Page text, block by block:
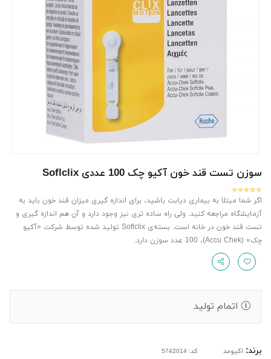
سوزن تست قند خون آکیو چک 100 عددی Soflclix
اگر شما مبتلا به بیماری دیابت باشید، برای اندازه گیری میزان قند خون باید به
آزمایشگاه مراجعه کنید. ولی راه ساده تری نیز وجود دارد و آن هم اندازه گیری و
تست قند خون در خانه است. بسته‌ی Soflclix تولید شده توسط شرکت «آکیو
چک» (Accu Chek)، 100 عدد سوزن دارد.
اتمام تولید
برند: اکیومد کد: 5742014